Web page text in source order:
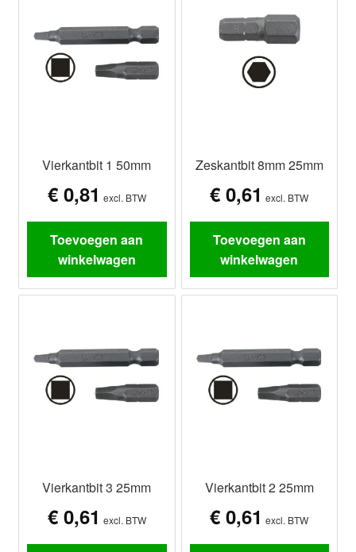
Vierkantbit 1 50mm
€0,81 excl. BTW
Toevoegen aan
winkelwagen
Zeskantbit 8mm 25mm
€ 0,61 excl. BTW
Toevoegen aan
winkelwagen
Vierkantbit 3 25mm
€0,61 excl. BTW
Vierkantbit 2 25mm
€ 0,61 excl. BTW